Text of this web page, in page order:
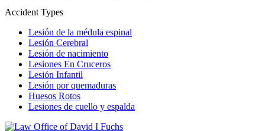
Accident Types
Lesión de la médula espinal
Lesión Cerebral
Lesión de nacimiento
Lesiones En Cruceros
Lesión Infantil
Lesión por quemaduras
Huesos Rotos
Lesiones de cuello y espalda